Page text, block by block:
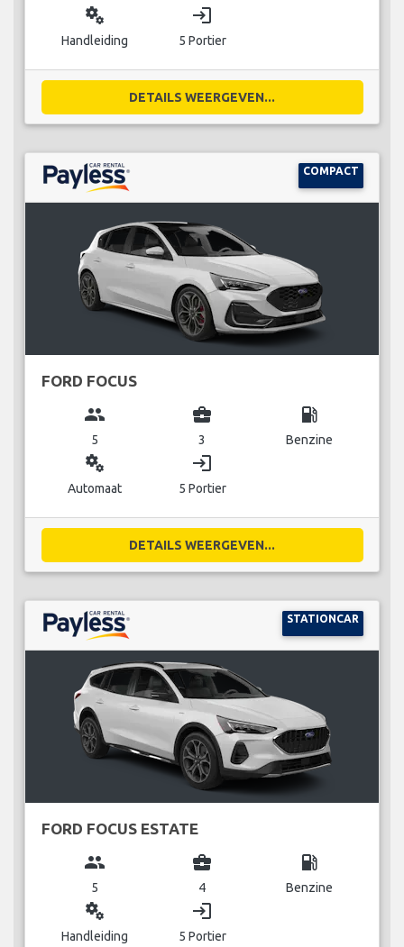
miscellaneous_services
Handleiding
login
5 Portier
DETAILS WEERGEVEN...
COMPACT
FORD FOCUS
group
5
business_center
3
local_gas_station
Benzine
miscellaneous_services
Automaat
login
5 Portier
DETAILS WEERGEVEN...
STATIONCAR
FORD FOCUS ESTATE
group
5
business_center
4
local_gas_station
Benzine
miscellaneous_services
Handleiding
login
5 Portier